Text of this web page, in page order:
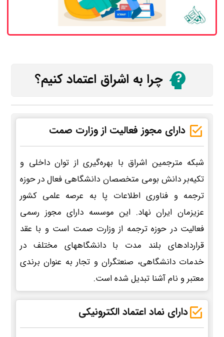
چرا به اشراق اعتماد کنیم؟
دارای مجوز فعالیت از وزارت صمت
شبکه مترجمین اشراق با بهره‌گیری از توان داخلی و
تکیه‌بر دانش بومی متخصصان دانشگاهی فعال در حوزه
ترجمه و فناوری اطلاعات پا به عرصه علمی کشور
عزیزمان ایران نهاد. این موسسه دارای مجوز رسمی
فعالیت در حوزه ترجمه از وزارت صمت است و با عقد
قراردادهای بلند مدت با دانشگاههای مختلف در
خدمات دانشگاهی، صنعتگران و تجار به عنوان برندی
معتبر و نام آشنا تبدیل شده است.
دارای نماد اعتماد الکترونیکی